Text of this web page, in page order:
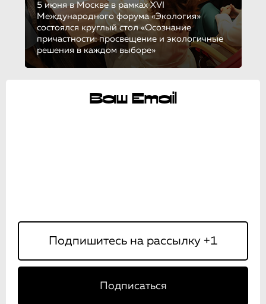
5 июня в Москве в рамках XVI
Международного форума «Экология»
состоялся круглый стол «Осознание
причастности: просвещение и экологичные
решения в каждом выборе»
Ваш Email
Подписаться